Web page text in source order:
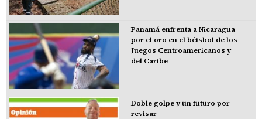
Panamá enfrenta a Nicaragua
por el oro en el béisbol de los
Juegos Centroamericanos y
del Caribe
Doble golpe y un futuro por
revisar